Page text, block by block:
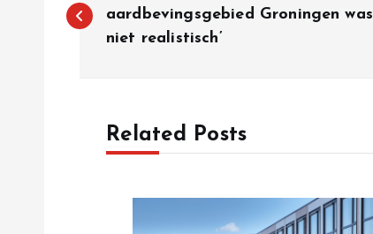
o
aardbevingsgebied Groningen was
niet realistisch’
Related Posts